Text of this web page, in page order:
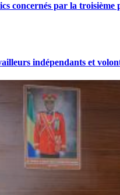
concernés par la troisième
indépendants et